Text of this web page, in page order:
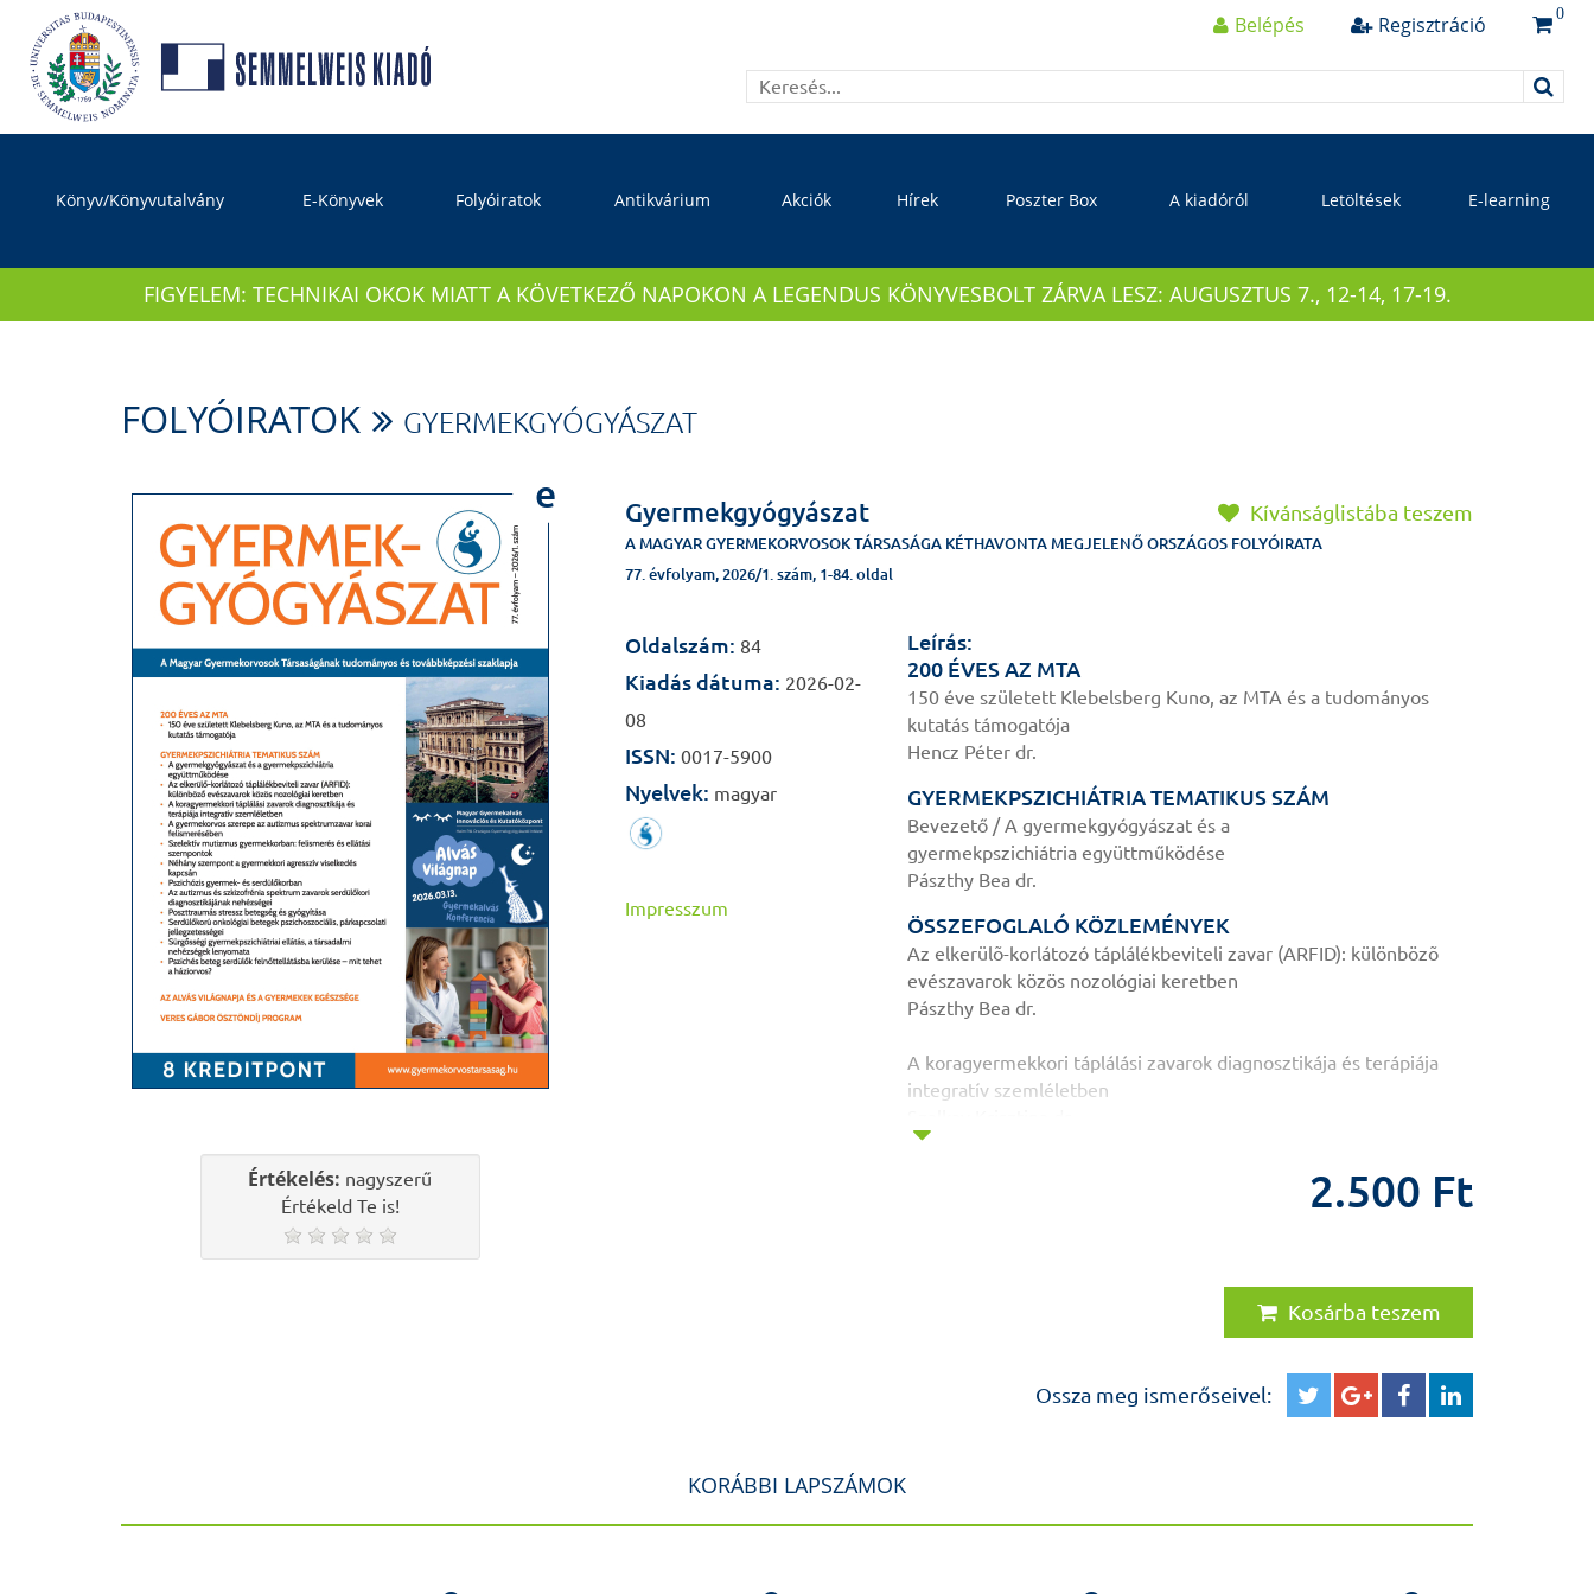
Belépés Regisztráció 0
Könyv/Könyvutalvány E-Könyvek Folyóiratok Antikvárium Akciók Hírek Poszter Box A kiadóról Letöltések E-learning
FIGYELEM: TECHNIKAI OKOK MIATT A KÖVETKEZŐ NAPOKON A LEGENDUS KÖNYVESBOLT ZÁRVA LESZ: AUGUSZTUS 7., 12-14, 17-19.
FOLYÓIRATOK GYERMEKGYÓGYÁSZAT
e
Értékelés: nagyszerű
Értékeld Te is!
Kívánságlistába teszem
Gyermekgyógyászat
A MAGYAR GYERMEKORVOSOK TÁRSASÁGA KÉTHAVONTA MEGJELENŐ ORSZÁGOS FOLYÓIRATA
77. évfolyam, 2026/1. szám, 1-84. oldal
Oldalszám: 84
Kiadás dátuma: 2026-02-
08
ISSN: 0017-5900
Nyelvek: magyar
Impresszum
Leírás:
200 ÉVES AZ MTA
150 éve született Klebelsberg Kuno, az MTA és a tudományos
kutatás támogatója
Hencz Péter dr.
GYERMEKPSZICHIÁTRIA TEMATIKUS SZÁM
Bevezető / A gyermekgyógyászat és a
gyermekpszichiátria együttműködése
Pászthy Bea dr.
ÖSSZEFOGLALÓ KÖZLEMÉNYEK
Az elkerülõ-korlátozó táplálékbeviteli zavar (ARFID): különbözõ
evészavarok közös nozológiai keretben
Pászthy Bea dr.
A koragyermekkori táplálási zavarok diagnosztikája és terápiája
integratív szemléletben
A gyermekorvos szerepe az autizmus spektrum zavar korai
Dósa Sarolta dr., Sándor-Bajusz Kinga Amália dr., Csábi Györgyi dr.
Néhány szempont a gyermekkori agresszív viselkedés kapcsán
2.500 Ft
Kosárba teszem
Ossza meg ismerőseivel:
KORÁBBI LAPSZÁMOK